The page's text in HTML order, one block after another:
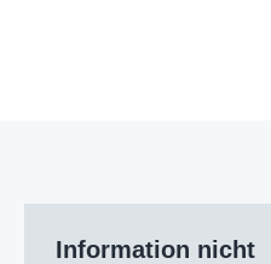
Information nicht